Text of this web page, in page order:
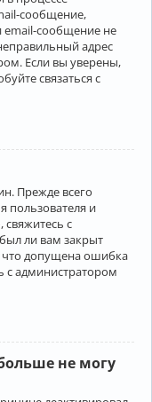
сообщение,
email-сообщение не
адрес
Если вы уверены,
связаться с
Прежде всего
пользователя и
с
ли вам закрыт
что допущена ошибка
с администратором
не могу